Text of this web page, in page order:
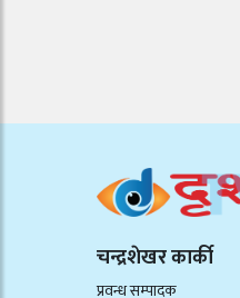
चन्द्रशेखर कार्की
प्रवन्ध सम्पादक